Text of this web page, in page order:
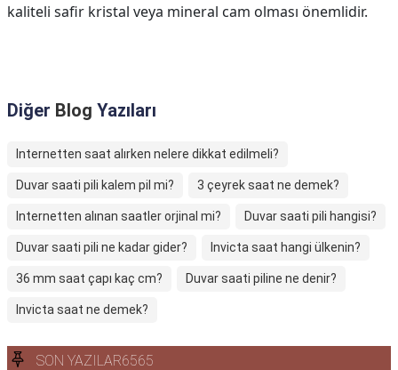
kaliteli safir kristal veya mineral cam olması önemlidir.
Diğer Blog Yazıları
Internetten saat alırken nelere dikkat edilmeli?
Duvar saati pili kalem pil mi? 3 çeyrek saat ne demek?
Internetten alınan saatler orjinal mi? Duvar saati pili hangisi?
Duvar saati pili ne kadar gider? Invicta saat hangi ülkenin?
36 mm saat çapı kaç cm? Duvar saati piline ne denir?
Invicta saat ne demek?
SON YAZILAR6565